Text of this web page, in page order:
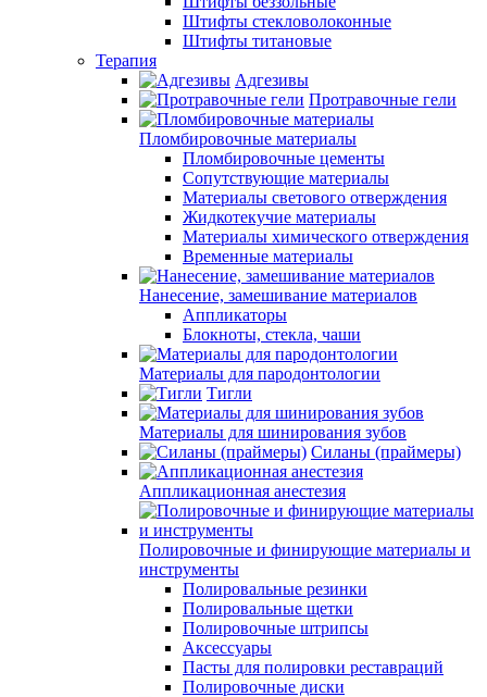
Штифты стекловолоконные
Штифты титановые
Терапия
Адгезивы
Протравочные гели
Пломбировочные материалы
Пломбировочные цементы
Сопутствующие материалы
Материалы светового отверждения
Жидкотекучие материалы
Материалы химического отверждения
Временные материалы
Нанесение, замешивание материалов
Аппликаторы
Блокноты, стекла, чаши
Материалы для пародонтологии
Тигли
Материалы для шинирования зубов
Силаны (праймеры)
Аппликационная анестезия
Полировочные и финирующие материалы и
инструменты
Полировальные резинки
Полировальные щетки
Полировочные штрипсы
Аксессуары
Пасты для полировки реставраций
Полировочные диски